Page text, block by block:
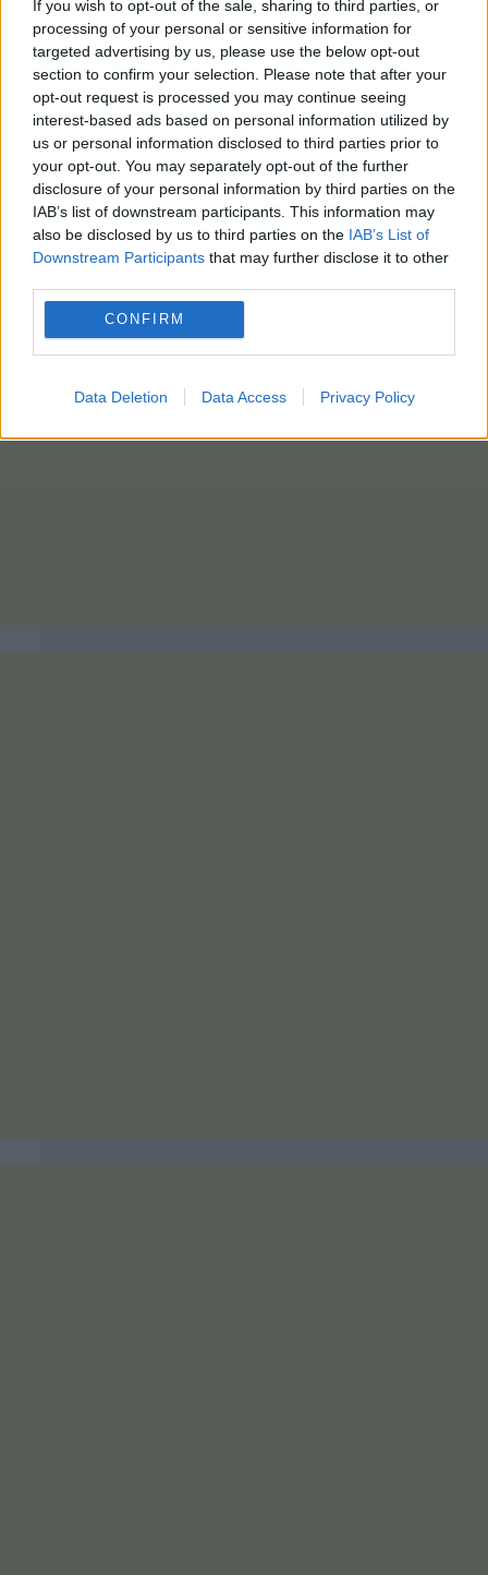
If you wish to opt-out of the sale, sharing to third parties, or
processing of your personal or sensitive information for
targeted advertising by us, please use the below opt-out
section to confirm your selection. Please note that after your
opt-out request is processed you may continue seeing
interest-based ads based on personal information utilized by
us or personal information disclosed to third parties prior to
your opt-out. You may separately opt-out of the further
disclosure of your personal information by third parties on the
IAB’s list of downstream participants. This information may
also be disclosed by us to third parties on the IAB’s List of
Downstream Participants that may further disclose it to other
CONFIRM
Data Deletion Data Access Privacy Policy